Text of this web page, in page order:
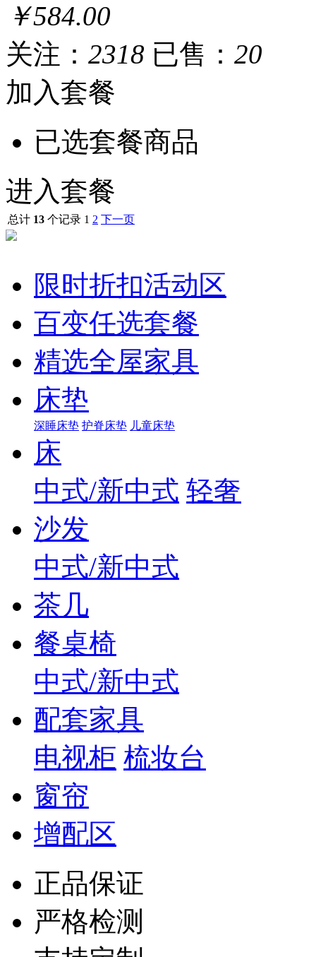
￥584.00
关注： 2318 已售： 20
加入套餐
已选套餐商品
进入套餐
总计 13 个记录 1 2 下一页
限时折扣活动区
百变任选套餐
精选全屋家具
床垫
深睡床垫 护脊床垫 儿童床垫
床
中式/新中式 轻奢
沙发
中式/新中式
茶几
餐桌椅
中式/新中式
配套家具
电视柜 梳妆台
窗帘
增配区
正品保证
严格检测